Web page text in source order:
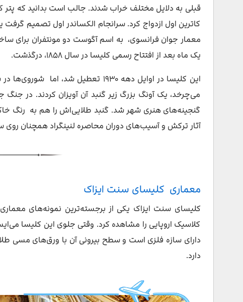
قبلی به دلایل مختلف خراب شدند. جالب است بدانید که
کاترین اول ازدواج کرد. سرانجام الکساندر اول تصمیم
معمار جوان فرانسوی، به اسم آگوست دو مونتفران برای
یک ماه بعد از افتتاح رسمی کلیسا در سال ۱۸۵۸، درگذشت.
می‌چرخد، یک آونگ بزرگ زیر گنبد آن آویزان کردند. در جنگ
گنجینه‌های هنری شهر شد. گنبد طلایی‌اش را هم به رنگ
آثار ترکش و آسیب‌های دوران محاصره لنینگراد همچنان
معماری کلیسای سنت ایزاک
کلیسای سنت ایزاک یکی از برجسته‌ترین نمونه‌های
کلاسیک اروپایی را مشاهده کرد. وقتی جلوی این کلیسا
دارد.